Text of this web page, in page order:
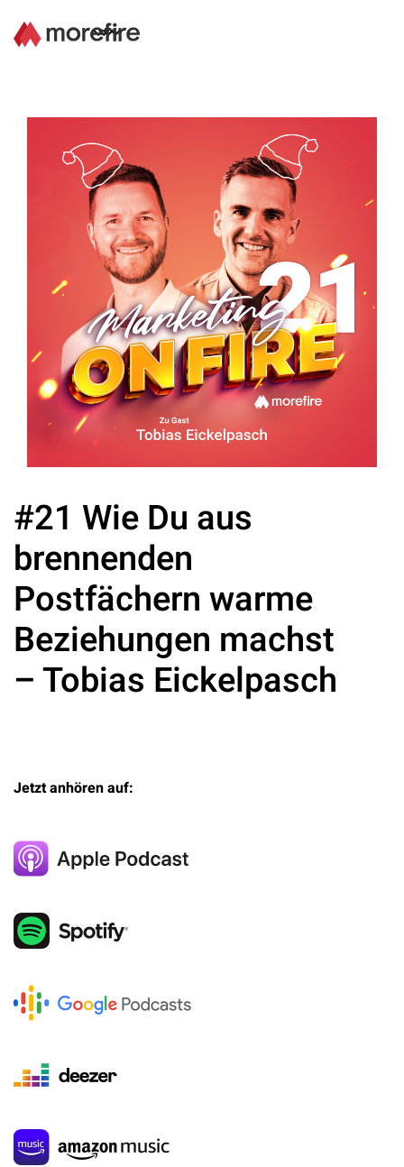
Referenzen
Über uns
Know How
Newsletter
Kontakt
#21 Wie Du aus
brennenden
Postfächern warme
Beziehungen machst
– Tobias Eickelpasch
Jetzt anhören auf: